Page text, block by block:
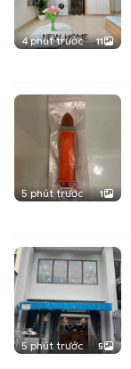
4 phút trước 11
5 phút trước 1
5 phút trước 5